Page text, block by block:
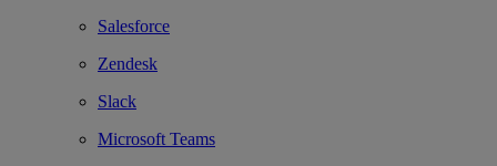
Salesforce
Zendesk
Slack
Microsoft Teams